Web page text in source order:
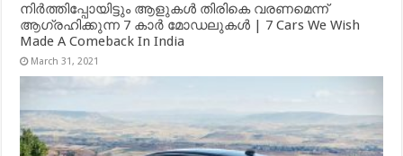
നിർത്തിപ്പോയിട്ടും ആളുകൾ തിരികെ വരണമെന്ന്
ആഗ്രഹിക്കുന്ന 7 കാർ മോഡലുകൾ | 7 Cars We Wish
Made A Comeback In India
March 31, 2021